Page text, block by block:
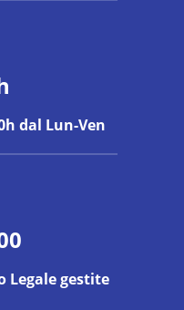
dal Lun-Ven
Legale gestite